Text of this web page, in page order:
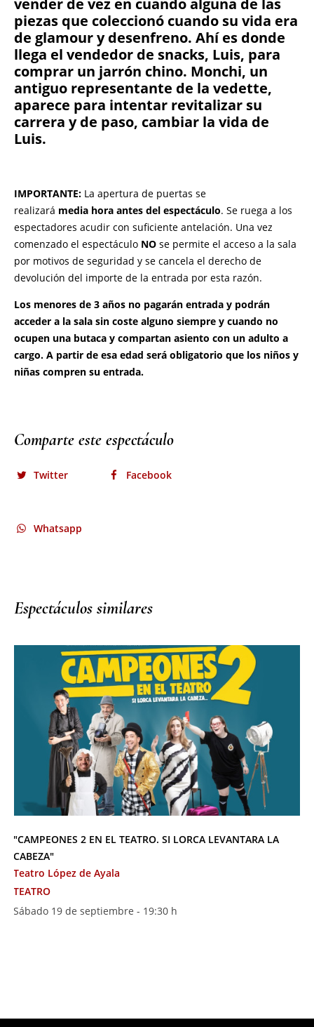
Comparte este espectáculo
Twitter Facebook
Whatsapp
Espectáculos similares
"CAMPEONES 2 EN EL TEATRO. SI LORCA LEVANTARA LA
CABEZA"
Teatro López de Ayala
TEATRO
Sábado 19 de septiembre - 19:30 h